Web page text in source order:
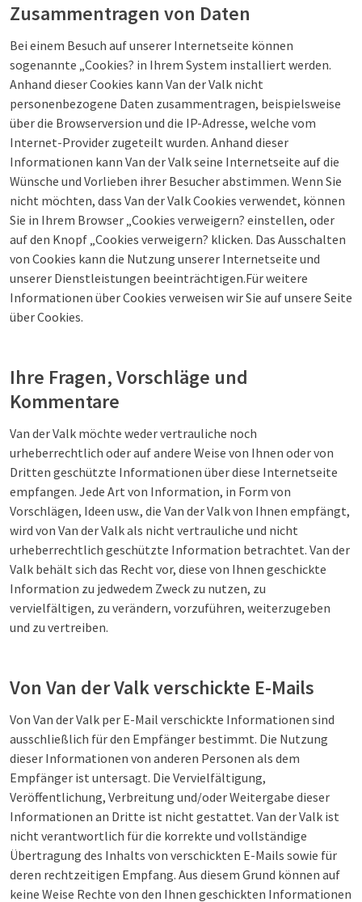
Zusammentragen von Daten
Bei einem Besuch auf unserer Internetseite können
sogenannte „Cookies? in Ihrem System installiert werden.
Anhand dieser Cookies kann Van der Valk nicht
personenbezogene Daten zusammentragen, beispielsweise
über die Browserversion und die IP-Adresse, welche vom
Internet-Provider zugeteilt wurden. Anhand dieser
Informationen kann Van der Valk seine Internetseite auf die
Wünsche und Vorlieben ihrer Besucher abstimmen. Wenn Sie
nicht möchten, dass Van der Valk Cookies verwendet, können
Sie in Ihrem Browser „Cookies verweigern? einstellen, oder
auf den Knopf „Cookies verweigern? klicken. Das Ausschalten
von Cookies kann die Nutzung unserer Internetseite und
unserer Dienstleistungen beeinträchtigen.Für weitere
Informationen über Cookies verweisen wir Sie auf unsere Seite
über Cookies.
Ihre Fragen, Vorschläge und
Kommentare
Van der Valk möchte weder vertrauliche noch
urheberrechtlich oder auf andere Weise von Ihnen oder von
Dritten geschützte Informationen über diese Internetseite
empfangen. Jede Art von Information, in Form von
Vorschlägen, Ideen usw., die Van der Valk von Ihnen empfängt,
wird von Van der Valk als nicht vertrauliche und nicht
urheberrechtlich geschützte Information betrachtet. Van der
Valk behält sich das Recht vor, diese von Ihnen geschickte
Information zu jedwedem Zweck zu nutzen, zu
vervielfältigen, zu verändern, vorzuführen, weiterzugeben
und zu vertreiben.
Von Van der Valk verschickte E-Mails
Von Van der Valk per E-Mail verschickte Informationen sind
ausschließlich für den Empfänger bestimmt. Die Nutzung
dieser Informationen von anderen Personen als dem
Empfänger ist untersagt. Die Vervielfältigung,
Veröffentlichung, Verbreitung und/oder Weitergabe dieser
Informationen an Dritte ist nicht gestattet. Van der Valk ist
nicht verantwortlich für die korrekte und vollständige
Übertragung des Inhalts von verschickten E-Mails sowie für
deren rechtzeitigen Empfang. Aus diesem Grund können auf
keine Weise Rechte von den Ihnen geschickten Informationen